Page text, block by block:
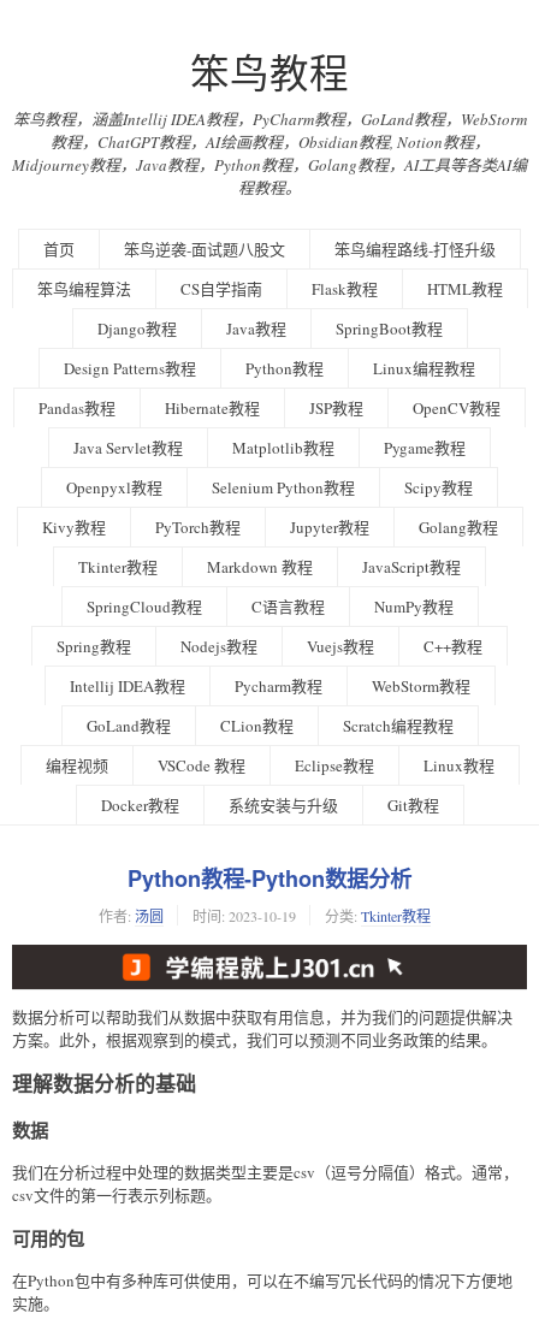
笨鸟教程
笨鸟教程，涵盖Intellij IDEA教程，PyCharm教程，GoLand教程，WebStorm
教程，ChatGPT教程，AI绘画教程，Obsidian教程, Notion教程，
Midjourney教程，Java教程，Python教程，Golang教程，AI工具等各类AI编
程教程。
首页 笨鸟逆袭-面试题八股文
笨鸟编程路线-打怪升级
笨鸟编程算法
CS自学指南 Flask教程
HTML教程
Django教程
Java教程
SpringBoot教程
Design Patterns教程
Python教程
Linux编程教程
Pandas教程
Hibernate教程 JSP教程
OpenCV教程
Java Servlet教程
Matplotlib教程
Pygame教程
Openpyxl教程
Selenium Python教程
Scipy教程
Kivy教程
PyTorch教程 Jupyter教程
Golang教程
Tkinter教程
Markdown 教程
JavaScript教程
SpringCloud教程
C语言教程
NumPy教程
Spring教程
Nodejs教程 Vuejs教程
C++教程
Intellij IDEA教程
Pycharm教程
WebStorm教程
GoLand教程
CLion教程
Scratch编程教程
编程视频
VSCode 教程 Eclipse教程
Linux教程
Docker教程
系统安装与升级 Git教程
Python教程-Python数据分析
作者: 汤圆 时间: 2023-10-19 分类: Tkinter教程
数据分析可以帮助我们从数据中获取有用信息，并为我们的问题提供解决
方案。此外，根据观察到的模式，我们可以预测不同业务政策的结果。
理解数据分析的基础
数据
我们在分析过程中处理的数据类型主要是csv（逗号分隔值）格式。通常，
csv文件的第一行表示列标题。
可用的包
在Python包中有多种库可供使用，可以在不编写冗长代码的情况下方便地
实施。